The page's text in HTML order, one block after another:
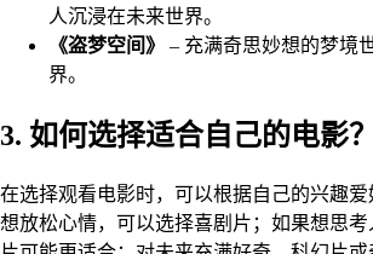
人沉浸在未来世界。
《盗梦空间》
– 充满奇思妙想的梦境
界。
3. 如何选择适合自己的电影？
在选择观看电影时，可以根据自己的兴趣
想放松心情，可以选择喜剧片；如果想思